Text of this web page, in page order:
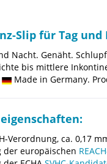
Slip für Tag
Nacht. Genäht.
bis mittlere
Made in Germany.
Verordnung, ca. 0,17
europäischen